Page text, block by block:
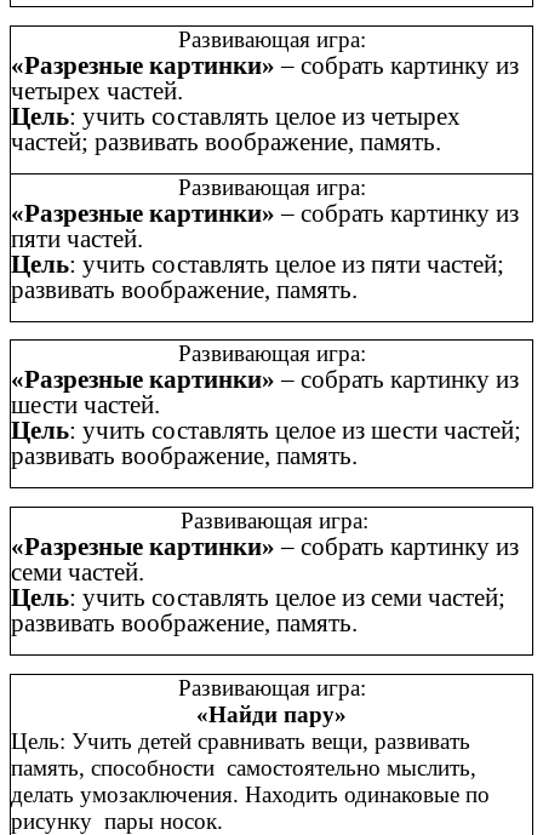
Развивающая игра:
«Разрезные картинки»– собрать картинку из
четырех частей.
Цель: учить составлять целое из четырех
частей; развивать воображение, память.
Развивающая игра:
«Разрезные картинки»– собрать картинку из
пяти частей.
Цель: учить составлять целое из пяти частей;
развивать воображение, память.
Развивающая игра:
«Разрезные картинки»– собрать картинку из
шести частей.
Цель: учить составлять целое из шести частей;
развивать воображение, память.
Развивающая игра:
«Разрезные картинки»– собрать картинку из
семи частей.
Цель: учить составлять целое из семи частей;
развивать воображение, память.
Развивающая игра:
«Найди пару»
Цель: Учить детей сравнивать вещи, развивать
память, способности самостоятельно мыслить,
делать умозаключения. Находить одинаковые по
рисунку пары носок.